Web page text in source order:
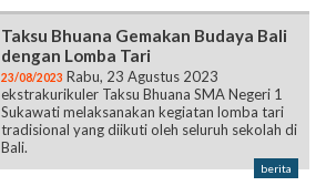
Taksu Bhuana Gemakan Budaya Bali
dengan Lomba Tari
23/08/2023 Rabu, 23 Agustus 2023
ekstrakurikuler Taksu Bhuana SMA Negeri 1
Sukawati melaksanakan kegiatan lomba tari
tradisional yang diikuti oleh seluruh sekolah di
Bali.
berita